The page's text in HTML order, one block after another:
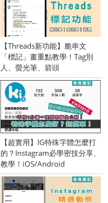
【Threads新功能】脆串文
「標記」畫重點教學！Tag別
人、螢光筆、箭頭
【超實用】IG特殊字體怎麼打
的？Instagram必學密技分享、
教學！iOS/Android